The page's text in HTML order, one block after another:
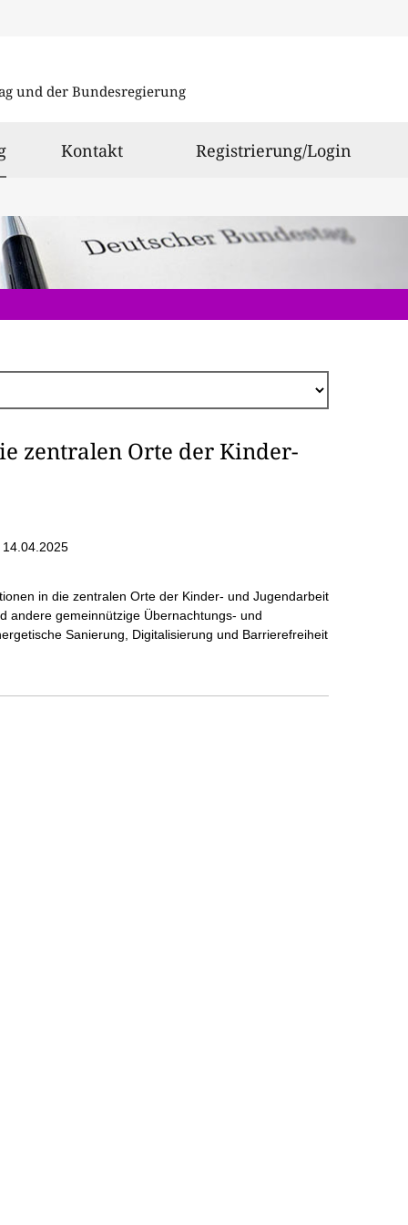
und der Bundesregierung
ausgewählt
Kontakt Registrierung/Login
zentralen Orte der Kinder-
14.04.2025
in die zentralen Orte der Kinder- und Jugendarbeit
andere gemeinnützige Übernachtungs- und
Sanierung, Digitalisierung und Barrierefreiheit